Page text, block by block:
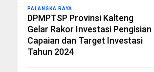
PALANGKA RAYA
DPMPTSP Provinsi Kalteng
Gelar Rakor Investasi Pengisian
Capaian dan Target Investasi
Tahun 2024